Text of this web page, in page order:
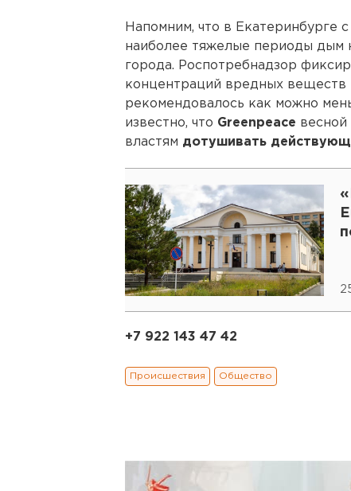
Напомним, что в Екатеринбурге
наиболее тяжелые периоды дым
города. Роспотребнадзор
концентраций вредных веществ
рекомендовалось как можно
известно, что Greenpeace весной
властям дотушивать
+7 922 143 47 42
Происшествия Общество